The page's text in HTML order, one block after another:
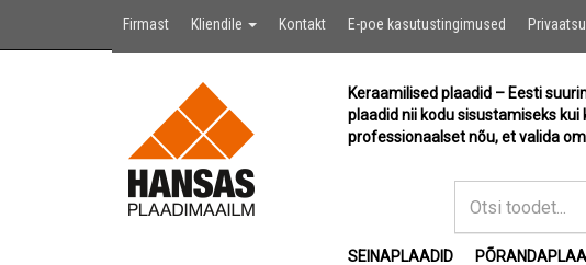
Firmast Kliendile Kontakt E-poe kasutustingimused
Keraamilised plaadid – Eesti
plaadid nii kodu sisustamiseks
professionaalset nõu, et valida
SEINAPLAADID